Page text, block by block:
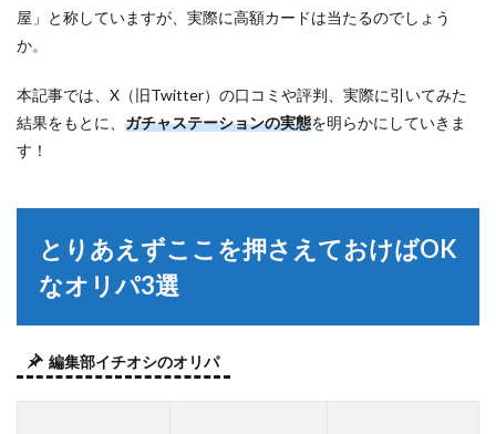
屋」と称していますが、実際に高額カードは当たるのでしょう
か。
本記事では、X（旧Twitter）の口コミや評判、実際に引いてみた
結果をもとに、 ガチャステーションの実態を明らかにしていきま
す！
とりあえずここを押さえておけばOK
なオリパ3選
編集部イチオシのオリパ